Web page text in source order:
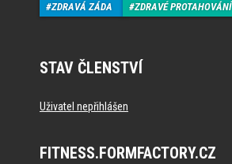
ZDRAVÁ ZÁDA
ZDRAVÉ PROTAHOVÁNÍ
STAV ČLENSTVÍ
Uživatel nepřihlášen
FITNESS.FORMFACTORY.CZ